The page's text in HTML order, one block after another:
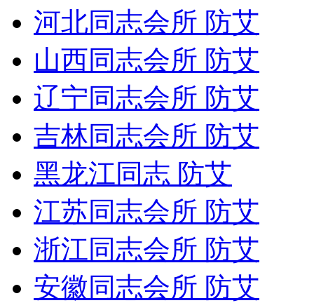
河北同志会所 防艾
山西同志会所 防艾
辽宁同志会所 防艾
吉林同志会所 防艾
黑龙江同志 防艾
江苏同志会所 防艾
浙江同志会所 防艾
安徽同志会所 防艾